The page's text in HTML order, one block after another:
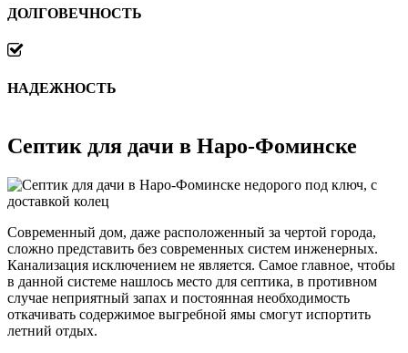
ДОЛГОВЕЧНОСТЬ
НАДЕЖНОСТЬ
Септик для дачи в Наро-Фоминске
Современный дом, даже расположенный за чертой города,
сложно представить без современных систем инженерных.
Канализация исключением не является. Самое главное, чтобы
в данной системе нашлось место для септика, в противном
случае неприятный запах и постоянная необходимость
откачивать содержимое выгребной ямы смогут испортить
летний отдых.